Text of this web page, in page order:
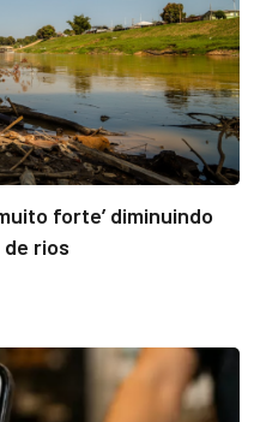
forte’ diminuindo
rios